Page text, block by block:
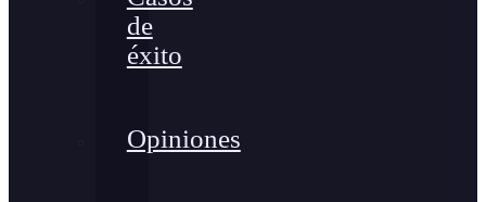
de
éxito
Opiniones